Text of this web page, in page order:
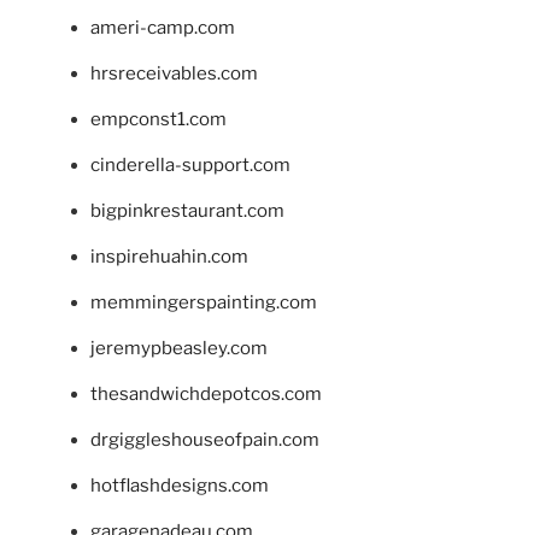
ameri-camp.com
hrsreceivables.com
empconst1.com
cinderella-support.com
bigpinkrestaurant.com
inspirehuahin.com
memmingerspainting.com
jeremypbeasley.com
thesandwichdepotcos.com
drgiggleshouseofpain.com
hotflashdesigns.com